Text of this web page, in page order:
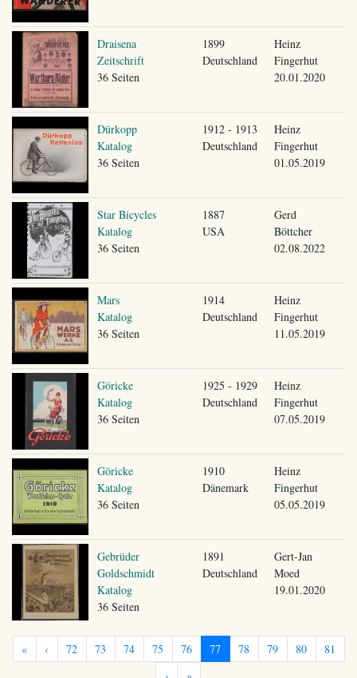
Draisena
Zeitschrift
36 Seiten
1899
Deutschland
Heinz
Fingerhut
20.01.2020
Dürkopp
Katalog
36 Seiten
1912 - 1913
Deutschland
Heinz
Fingerhut
01.05.2019
Star Bicycles
Katalog
36 Seiten
1887
USA
Gerd
Böttcher
02.08.2022
Mars
Katalog
36 Seiten
1914
Deutschland
Heinz
Fingerhut
11.05.2019
Göricke
Katalog
36 Seiten
1925 - 1929
Deutschland
Heinz
Fingerhut
07.05.2019
Göricke
Katalog
36 Seiten
1910
Dänemark
Heinz
Fingerhut
05.05.2019
Gebrüder
Goldschmidt
Katalog
36 Seiten
1891
Deutschland
Gert-Jan
Moed
19.01.2020
« ‹ 72 73 74 75 76 77 78 79 80
81
›
»